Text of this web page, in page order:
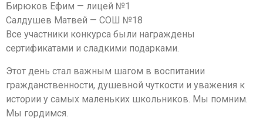
Бирюков Ефим — лицей №1
Салдушев Матвей — СОШ №18
Все участники конкурса были награждены
сертификатами и сладкими подарками.
Этот день стал важным шагом в воспитании
гражданственности, душевной чуткости и уважения к
истории у самых маленьких школьников. Мы помним.
Мы гордимся.